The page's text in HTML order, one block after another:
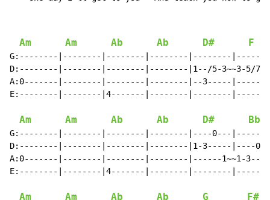
Am Am Ab Ab D# F
G:--------|--------|--------|--------|--------
D:--------|--------|--------|--------|1--/5-3~~3-5/
A:0-------|--------|--------|--------|--3-----
E:--------|--------|4-------|--------|--------|-------
Am Am Ab Ab D# Bb
G:--------|--------|--------|--------|----0---
D:--------|--------|--------|--------|1-3-----|----
A:0-------|--------|--------|--------|------1~~1-
E:--------|--------|4-------|--------|--------
Am Am Ab Ab G F#